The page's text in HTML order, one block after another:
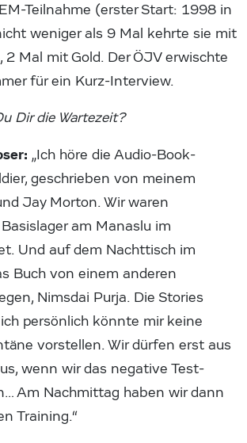
Teilnahme (erster Start: 1998 in
weniger als 9 Mal kehrte sie mit
2 Mal mit Gold. Der ÖJV erwischte
für ein Kurz-Interview.
Dir die Wartezeit?
„Ich höre die Audio-Book-
geschrieben von meinem
Jay Morton. Wir waren
am Manaslu im
Und auf dem Nachttisch im
Buch von einem anderen
Nimsdai Purja. Die Stories
persönlich könnte mir keine
vorstellen. Wir dürfen erst aus
wenn wir das negative Test-
Am Nachmittag haben wir dann
Training.“